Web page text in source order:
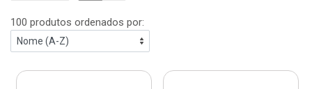
100 produtos ordenados por: